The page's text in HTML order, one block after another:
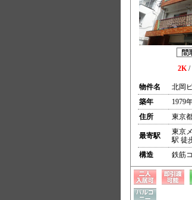
2K/
物件名
北岡
築年
1979
住所
東京
最寄駅
東京
駅 徒
構造
鉄筋